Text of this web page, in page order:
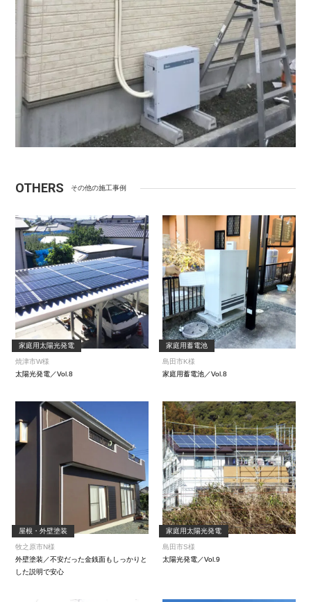
OTHERS その他の施工事例
家庭用太陽光発電
焼津市W様
太陽光発電／Vol.8
家庭用蓄電池
島田市K様
家庭用蓄電池／Vol.8
屋根・外壁塗装
牧之原市N様
外壁塗装／不安だった金銭面もしっかりと
した説明で安心
家庭用太陽光発電
島田市S様
太陽光発電／Vol.9